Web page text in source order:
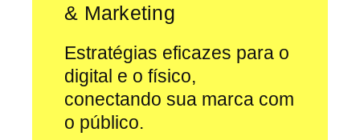
& Marketing
Estratégias eficazes para o
digital e o físico,
conectando sua marca com
o público.